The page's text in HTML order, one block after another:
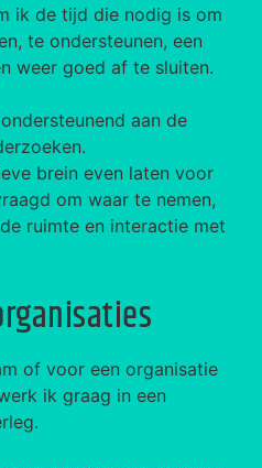
ik de tijd die nodig is om
te ondersteunen, een
weer goed af te sluiten.
aan de
brein even laten voor
om waar te nemen,
ruimte en interactie met
of voor een organisatie
ik graag in een